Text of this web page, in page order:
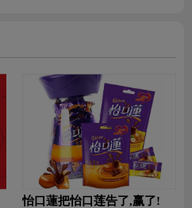
怡口蓮把怡口莲告了,赢了!